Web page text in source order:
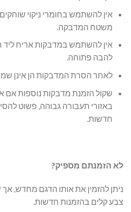
אין להשתמש בחומרי ניקוי
משטח המדבקה.
אין להשתמש במדבקות אריח ליד
להבה פתוחה.
לאחר הסרת המדבקות הן אינן
שקול הזמנת מדבקות נוספות
באזורי תעבורה גבוהה, פשוט
חדשות.
לא הזמנתם מספיק?
ניתן להזמין את אותו הדגם מחדש,
צבע קלים בהזמנות חדשות.